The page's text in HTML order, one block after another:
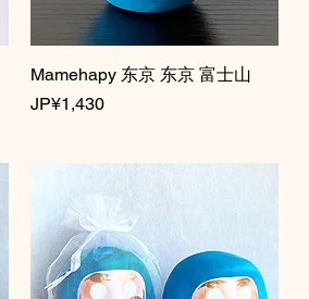
快速瀏覽
Mamehapy 东京 东京 富士山
價格
JP¥1,430